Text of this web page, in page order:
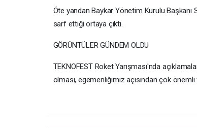
Öte yandan Baykar Yönetim Kurulu
sarf ettiği ortaya çıktı.
GÖRÜNTÜLER GÜNDEM OLDU
TEKNOFEST Roket Yarışması'nda
olması, egemenliğimiz açısından çok